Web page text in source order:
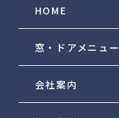
HOME
窓・ドアメニュー
会社案内